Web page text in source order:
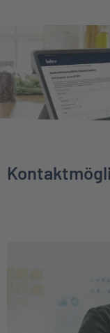
Weiter zu Formulare